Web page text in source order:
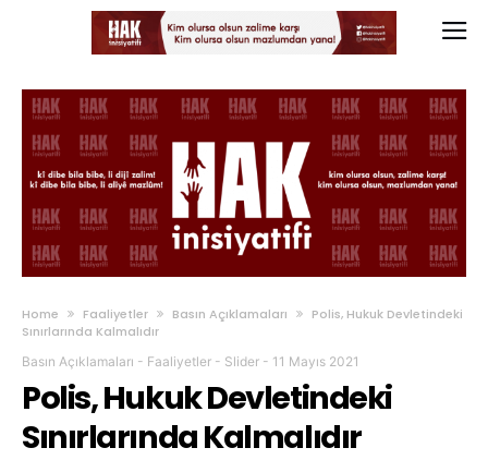
Home Faaliyetler Basın Açıklamaları
Polis, Hukuk Devletindeki
Sınırlarında Kalmalıdır
Basın Açıklamaları - Faaliyetler - Slider - 11 Mayıs 2021
Polis, Hukuk Devletindeki
Sınırlarında Kalmalıdır